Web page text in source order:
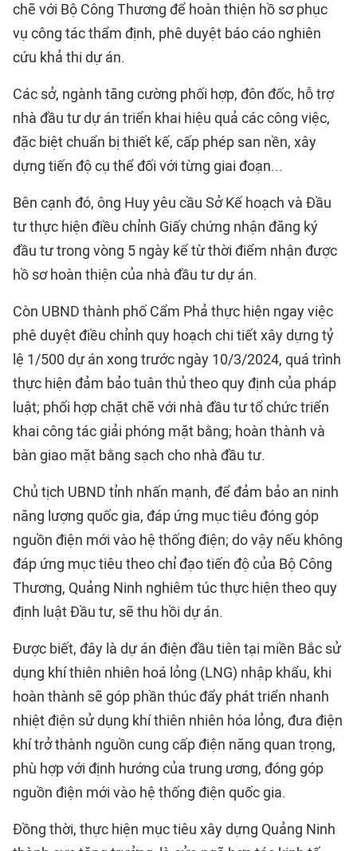
chẽ với Bộ Công Thương để hoàn thiện hồ sơ phục
vụ công tác thẩm định, phê duyệt báo cáo nghiên
cứu khả thi dự án.
Các sở, ngành tăng cường phối hợp, đôn đốc, hỗ trợ
nhà đầu tư dự án triển khai hiệu quả các công việc,
đặc biệt chuẩn bị thiết kế, cấp phép san nền, xây
dựng tiến độ cụ thể đối với từng giai đoạn...
Bên cạnh đó, ông Huy yêu cầu Sở Kế hoạch và Đầu
tư thực hiện điều chỉnh Giấy chứng nhận đăng ký
đầu tư trong vòng 5 ngày kể từ thời điểm nhận được
hồ sơ hoàn thiện của nhà đầu tư dự án.
Còn UBND thành phố Cẩm Phả thực hiện ngay việc
phê duyệt điều chỉnh quy hoạch chi tiết xây dựng tỷ
lệ 1/500 dự án xong trước ngày 10/3/2024, quá trình
thực hiện đảm bảo tuân thủ theo quy định của pháp
luật; phối hợp chặt chẽ với nhà đầu tư tổ chức triển
khai công tác giải phóng mặt bằng; hoàn thành và
bàn giao mặt bằng sạch cho nhà đầu tư.
Chủ tịch UBND tỉnh nhấn mạnh, để đảm bảo an ninh
năng lượng quốc gia, đáp ứng mục tiêu đóng góp
nguồn điện mới vào hệ thống điện; do vậy nếu không
đáp ứng mục tiêu theo chỉ đạo tiến độ của Bộ Công
Thương, Quảng Ninh nghiêm túc thực hiện theo quy
định luật Đầu tư, sẽ thu hồi dự án.
Được biết, đây là dự án điện đầu tiên tại miền Bắc sử
dụng khí thiên nhiên hoá lỏng (LNG) nhập khẩu, khi
hoàn thành sẽ góp phần thúc đẩy phát triển nhanh
nhiệt điện sử dụng khí thiên nhiên hóa lỏng, đưa điện
khí trở thành nguồn cung cấp điện năng quan trọng,
phù hợp với định hướng của trung ương, đóng góp
nguồn điện mới vào hệ thống điện quốc gia.
Đồng thời, thực hiện mục tiêu xây dựng Quảng Ninh